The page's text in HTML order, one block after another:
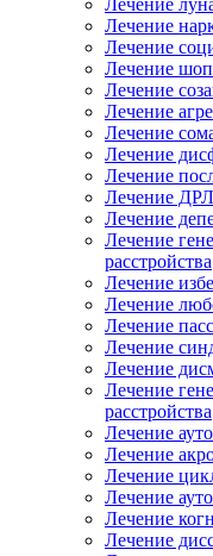
Лечение
Лечение
Лечение
Лечение
Лечение
Лечение
Лечение
Лечение
Лечение
Лечение ДРЛ
Лечение
Лечение
расстройства
Лечение
Лечение
Лечение
Лечение
Лечение
Лечение
расстройства
Лечение
Лечение
Лечение
Лечение
Лечение
Лечение